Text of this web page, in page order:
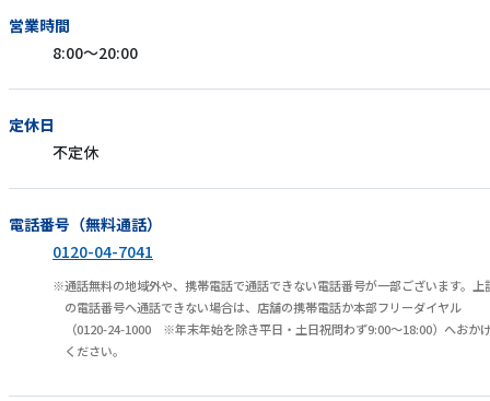
営業時間
8:00〜20:00
定休日
不定休
電話番号（無料通話）
0120-04-7041
通話無料の地域外や、携帯電話で通話できない電話番号が一部ございます。上
の電話番号へ通話できない場合は、店舗の携帯電話か本部フリーダイヤル
（0120-24-1000 ※年末年始を除き平日・土日祝問わず9:00～18:00）へおか
ください。